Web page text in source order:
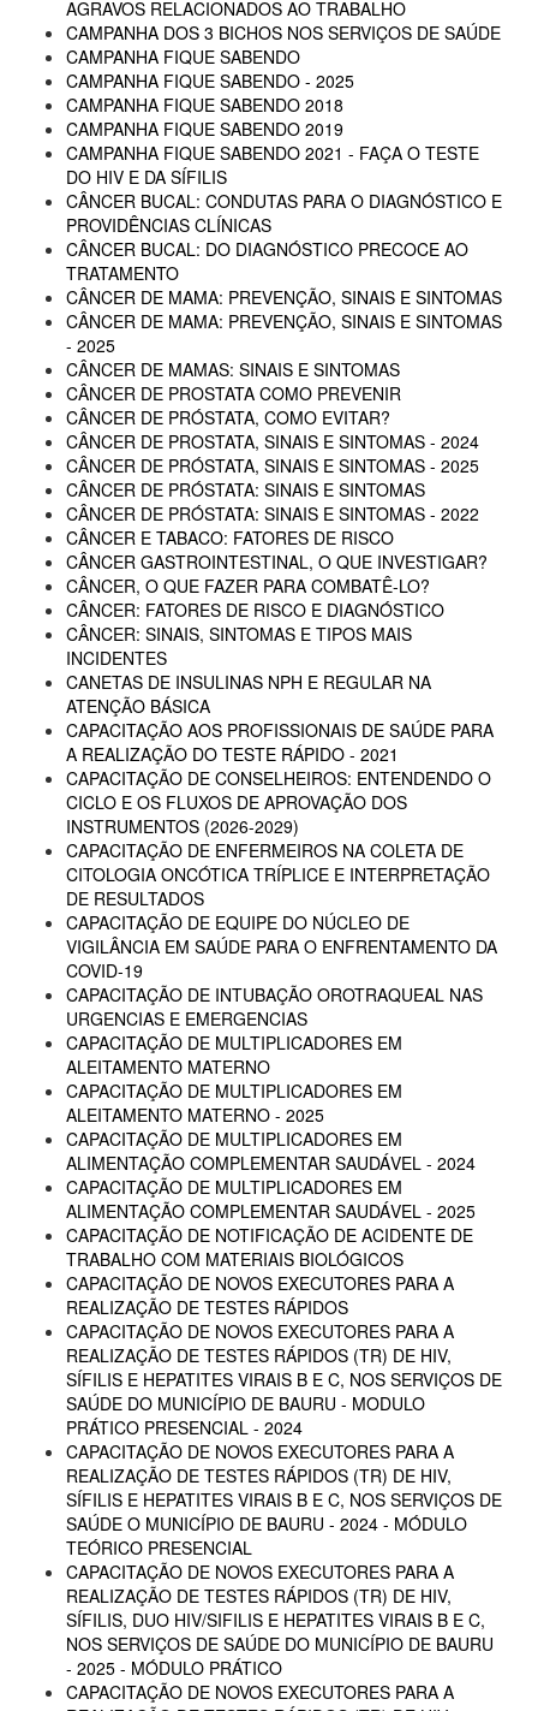
AGRAVOS RELACIONADOS AO TRABALHO
CAMPANHA DOS 3 BICHOS NOS SERVIÇOS DE SAÚDE
CAMPANHA FIQUE SABENDO
CAMPANHA FIQUE SABENDO - 2025
CAMPANHA FIQUE SABENDO 2018
CAMPANHA FIQUE SABENDO 2019
CAMPANHA FIQUE SABENDO 2021 - FAÇA O TESTE
DO HIV E DA SÍFILIS
CÂNCER BUCAL: CONDUTAS PARA O DIAGNÓSTICO E
PROVIDÊNCIAS CLÍNICAS
CÂNCER BUCAL: DO DIAGNÓSTICO PRECOCE AO
TRATAMENTO
CÂNCER DE MAMA: PREVENÇÃO, SINAIS E SINTOMAS
CÂNCER DE MAMA: PREVENÇÃO, SINAIS E SINTOMAS
- 2025
CÂNCER DE MAMAS: SINAIS E SINTOMAS
CÂNCER DE PROSTATA COMO PREVENIR
CÂNCER DE PRÓSTATA, COMO EVITAR?
CÂNCER DE PROSTATA, SINAIS E SINTOMAS - 2024
CÂNCER DE PRÓSTATA, SINAIS E SINTOMAS - 2025
CÂNCER DE PRÓSTATA: SINAIS E SINTOMAS
CÂNCER DE PRÓSTATA: SINAIS E SINTOMAS - 2022
CÂNCER E TABACO: FATORES DE RISCO
CÂNCER GASTROINTESTINAL, O QUE INVESTIGAR?
CÂNCER, O QUE FAZER PARA COMBATÊ-LO?
CÂNCER: FATORES DE RISCO E DIAGNÓSTICO
CÂNCER: SINAIS, SINTOMAS E TIPOS MAIS
INCIDENTES
CANETAS DE INSULINAS NPH E REGULAR NA
ATENÇÃO BÁSICA
CAPACITAÇÃO AOS PROFISSIONAIS DE SAÚDE PARA
A REALIZAÇÃO DO TESTE RÁPIDO - 2021
CAPACITAÇÃO DE CONSELHEIROS: ENTENDENDO O
CICLO E OS FLUXOS DE APROVAÇÃO DOS
INSTRUMENTOS (2026-2029)
CAPACITAÇÃO DE ENFERMEIROS NA COLETA DE
CITOLOGIA ONCÓTICA TRÍPLICE E INTERPRETAÇÃO
DE RESULTADOS
CAPACITAÇÃO DE EQUIPE DO NÚCLEO DE
VIGILÂNCIA EM SAÚDE PARA O ENFRENTAMENTO DA
COVID-19
CAPACITAÇÃO DE INTUBAÇÃO OROTRAQUEAL NAS
URGENCIAS E EMERGENCIAS
CAPACITAÇÃO DE MULTIPLICADORES EM
ALEITAMENTO MATERNO
CAPACITAÇÃO DE MULTIPLICADORES EM
ALEITAMENTO MATERNO - 2025
CAPACITAÇÃO DE MULTIPLICADORES EM
ALIMENTAÇÃO COMPLEMENTAR SAUDÁVEL - 2024
CAPACITAÇÃO DE MULTIPLICADORES EM
ALIMENTAÇÃO COMPLEMENTAR SAUDÁVEL - 2025
CAPACITAÇÃO DE NOTIFICAÇÃO DE ACIDENTE DE
TRABALHO COM MATERIAIS BIOLÓGICOS
CAPACITAÇÃO DE NOVOS EXECUTORES PARA A
REALIZAÇÃO DE TESTES RÁPIDOS
CAPACITAÇÃO DE NOVOS EXECUTORES PARA A
REALIZAÇÃO DE TESTES RÁPIDOS (TR) DE HIV,
SÍFILIS E HEPATITES VIRAIS B E C, NOS SERVIÇOS DE
SAÚDE DO MUNICÍPIO DE BAURU - MODULO
PRÁTICO PRESENCIAL - 2024
CAPACITAÇÃO DE NOVOS EXECUTORES PARA A
REALIZAÇÃO DE TESTES RÁPIDOS (TR) DE HIV,
SÍFILIS E HEPATITES VIRAIS B E C, NOS SERVIÇOS DE
SAÚDE O MUNICÍPIO DE BAURU - 2024 - MÓDULO
TEÓRICO PRESENCIAL
CAPACITAÇÃO DE NOVOS EXECUTORES PARA A
REALIZAÇÃO DE TESTES RÁPIDOS (TR) DE HIV,
SÍFILIS, DUO HIV/SIFILIS E HEPATITES VIRAIS B E C,
NOS SERVIÇOS DE SAÚDE DO MUNICÍPIO DE BAURU
- 2025 - MÓDULO PRÁTICO
CAPACITAÇÃO DE NOVOS EXECUTORES PARA A